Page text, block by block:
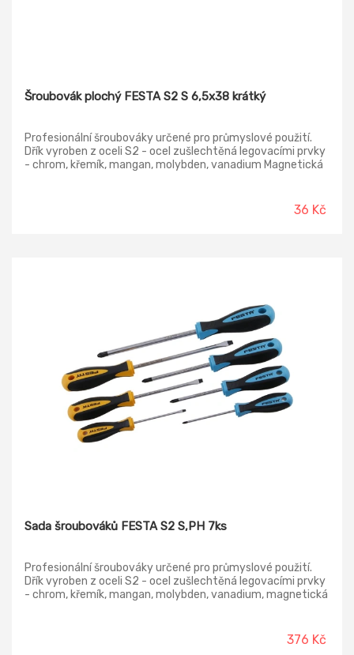
Šroubovák plochý FESTA S2 S 6,5x38 krátký
Profesionální šroubováky určené pro průmyslové použití.
Dřík vyroben z oceli S2 - ocel zušlechtěná legovacími prvky
- chrom, křemík, mangan, molybden, vanadium Magnetická
36 Kč
Sada šroubováků FESTA S2 S,PH 7ks
Profesionální šroubováky určené pro průmyslové použití.
Dřík vyroben z oceli S2 - ocel zušlechtěná legovacími prvky
- chrom, křemík, mangan, molybden, vanadium, magnetická
otvor pro páku. Obsah sady - ploché 3x75, 5x100, 6x150 -
376 Kč